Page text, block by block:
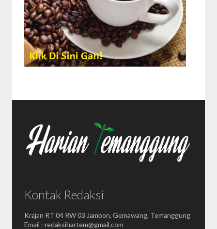
Kontak Redaksi
Krajan RT 04 RW 03 Jambon, Gemawang, Temanggung
Email : redaksihartem@gmail.com